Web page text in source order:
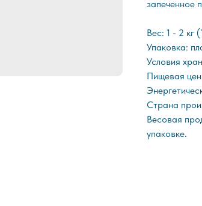
запеченное
Вес: 1 - 2 кг
Упаковка:
Условия
Пищевая
Страна
Весовая
упаковке.